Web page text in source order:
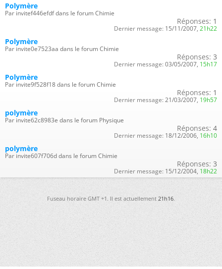
Polymère
Par invitef446efdf dans le forum Chimie
Réponses: 1
Dernier message: 15/11/2007, 21h22
Polymère
Par invite0e7523aa dans le forum Chimie
Réponses: 3
Dernier message: 03/05/2007, 15h17
Polymère
Par invite9f528f18 dans le forum Chimie
Réponses: 1
Dernier message: 21/03/2007, 19h57
polymère
Par invite62c8983e dans le forum Physique
Réponses: 4
Dernier message: 18/12/2006, 16h10
polymère
Par invite607f706d dans le forum Chimie
Réponses: 3
Dernier message: 15/12/2004, 18h22
Fuseau horaire GMT +1. Il est actuellement21h16.